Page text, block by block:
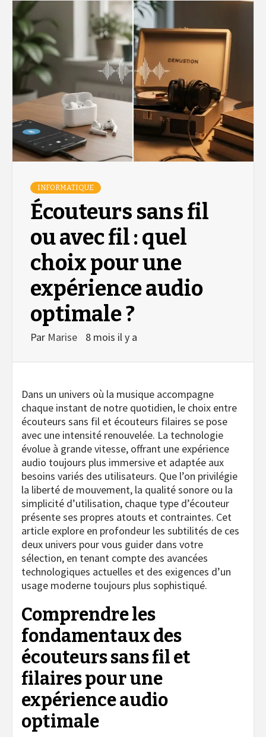
INFORMATIQUE
Écouteurs sans fil
ou avec fil : quel
choix pour une
expérience audio
optimale ?
Par Marise 8 mois il y a
Dans un univers où la musique accompagne
chaque instant de notre quotidien, le choix entre
écouteurs sans fil et écouteurs filaires se pose
avec une intensité renouvelée. La technologie
évolue à grande vitesse, offrant une expérience
audio toujours plus immersive et adaptée aux
besoins variés des utilisateurs. Que l’on privilégie
la liberté de mouvement, la qualité sonore ou la
simplicité d’utilisation, chaque type d’écouteur
présente ses propres atouts et contraintes. Cet
article explore en profondeur les subtilités de ces
deux univers pour vous guider dans votre
sélection, en tenant compte des avancées
technologiques actuelles et des exigences d’un
usage moderne toujours plus sophistiqué.
Comprendre les
fondamentaux des
écouteurs sans fil et
filaires pour une
expérience audio
optimale